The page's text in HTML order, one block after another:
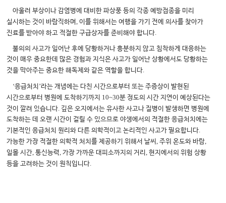
아울러 부상이나 감염병에 대비한 파상풍 등의 각종 예방접종을 미리
실시하는 것이 바람직하며,이를 위해서는 여행을 가기 전에 의사를 찾아가
진료를 받아야 하고 적절한 구급상자를 준비해야 합니다.
불의의 사고가 일어난 후에 당황하거나 흥분하지 않고 침착하게 대응하는
것이 매우 중요한데 많은 경험과 지식은 사고가 일어난 상황에서도 당황하는
것을 막아주는 중요한 해독제와 같은 역할을 합니다.
‘응급처치 ’라는 개념에는 다친 시간으로부터 또는 주증상이 발현된
시간으로부터 병원에 도착하기까지 10~30분 정도의 시간 지연이 예상된다는
것이 깔려 있습니다.깊은 오지에서는 유사한 사고나 질병이 발생하면 병원에
도착하는 데 오랜 시간이 걸릴 수 있으므로 야생에서의 적절한 응급처치에는
기본적인 응급처치 원리와 다른 의학적이고 논리적인 사고가 필요합니다.
가능한 가장 적절한 의학적 처치를 제공하기 위해서 날씨,주위 온도와 바람,
일몰 시간,통신능력,가장 가까운 대피소까지의 거리,현지에서의 위험 상황
등을 고려하는 것이 원칙입니다.